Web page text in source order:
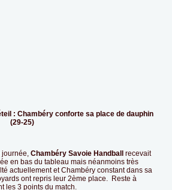
: Chambéry conforte sa place de dauphin
(29-25)
Chambéry Savoie Handball
recevait
en bas du tableau mais néanmoins très
actuellement et Chambéry constant dans sa
ont repris leur 2ème place. Reste à
les 3 points du match.